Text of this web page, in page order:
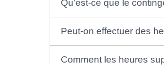
Qu'est-ce que le
Peut-on effectuer des
Comment les heures